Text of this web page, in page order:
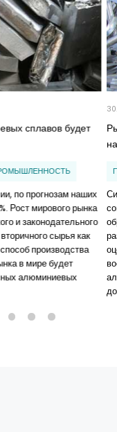
сплавов будет
по прогнозам наших
Рост мирового рынка
и законодательного
сырья как
производства
в мире будет
алюминиевых